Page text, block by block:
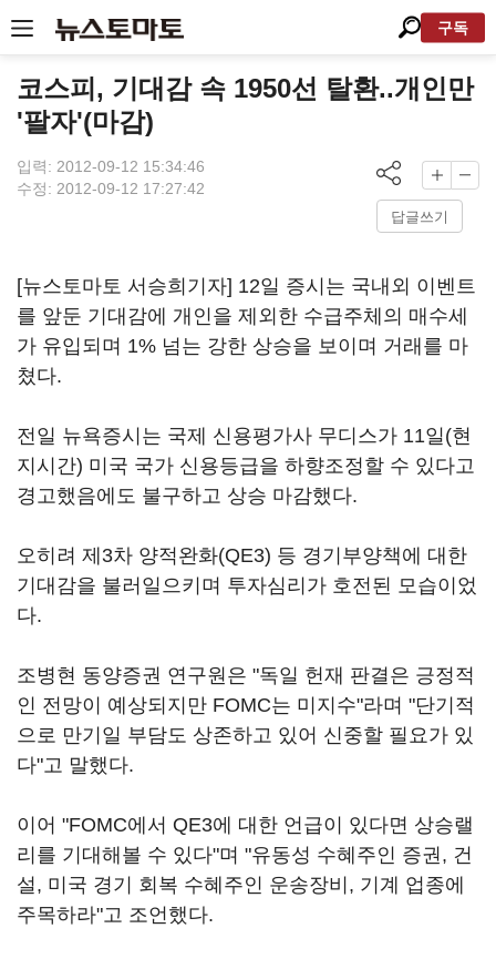
구독
코스피, 기대감 속 1950선 탈환..개인만
'팔자'(마감)
입력: 2012-09-12 15:34:46
수정: 2012-09-12 17:27:42
답글쓰기
[뉴스토마토 서승희기자] 12일 증시는 국내외 이벤트
를 앞둔 기대감에 개인을 제외한 수급주체의 매수세
가 유입되며 1% 넘는 강한 상승을 보이며 거래를 마
쳤다.
전일 뉴욕증시는 국제 신용평가사 무디스가 11일(현
지시간) 미국 국가 신용등급을 하향조정할 수 있다고
경고했음에도 불구하고 상승 마감했다.
오히려 제3차 양적완화(QE3) 등 경기부양책에 대한
기대감을 불러일으키며 투자심리가 호전된 모습이었
다.
조병현 동양증권 연구원은 "독일 헌재 판결은 긍정적
인 전망이 예상되지만 FOMC는 미지수"라며 "단기적
으로 만기일 부담도 상존하고 있어 신중할 필요가 있
다"고 말했다.
이어 "FOMC에서 QE3에 대한 언급이 있다면 상승랠
리를 기대해볼 수 있다"며 "유동성 수혜주인 증권, 건
설, 미국 경기 회복 수혜주인 운송장비, 기계 업종에
주목하라"고 조언했다.